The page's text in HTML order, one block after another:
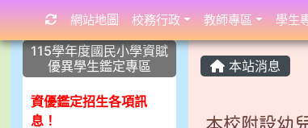
:::
本站消息
本校附設幼
:::115學年度國民小學資賦
優異學生鑑定專區
資優鑑定招生各項訊
息！
::: 網站地圖 校務行政 教師專區 學生